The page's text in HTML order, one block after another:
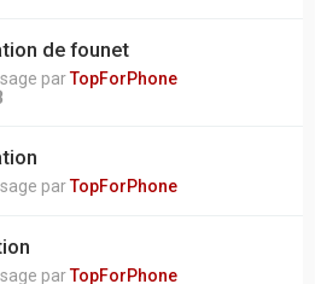
de founet
parTopForPhone
parTopForPhone
parTopForPhone